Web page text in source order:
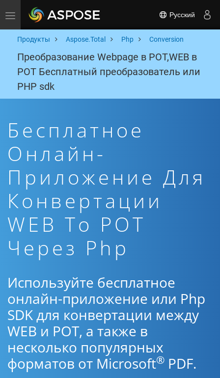
Toggle navigation Русский
Продукты Aspose.Total Php Conversion
Преобразование Webpage в POT,WEB в
POT Бесплатный преобразователь или
PHP sdk
Бесплатное
Онлайн-
Приложение Для
Конвертации
WEB To POT
Через Php
Используйте бесплатное
онлайн-приложение или Php
SDK для конвертации между
WEB и POT, а также в
несколько популярных
форматов от Microsoft® PDF.